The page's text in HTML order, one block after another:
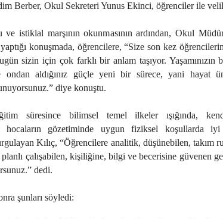
Berber, Okul Sekreteri Yunus Ekinci, öğrenciler ile
ve istiklal marşının okunmasının ardından, Okul
konuşmada, öğrencilere, “Size son kez
sizin için çok farklı bir anlam taşıyor. Yaşamınızın
ondan aldığınız güçle yeni bir sürece, yani hayat
diye konuştu.
süresince bilimsel temel ilkeler ışığında,
hocaların gözetiminde uygun fiziksel koşullarda
Kılıç, “Öğrencilere analitik, düşünebilen, takım
çalışabilen, kişiliğine, bilgi ve becerisine güvenen
dedi.
şunları söyledi: